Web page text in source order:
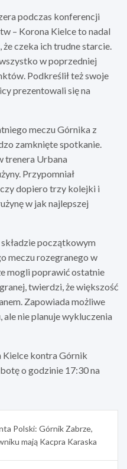
podczas konferencji
– Korona Kielce to nadal
że czeka ich trudne starcie.
w poprzedniej
Podkreślił też swoje
prezentowali się na
meczu Górnika z
zamknięte spotkanie.
trenera Urbana
Przypomniał
dopiero trzy kolejki i
w jak najlepszej
początkowym
meczu rozegranego w
mogli poprawić ostatnie
twierdzi, że większość
Zapowiada możliwe
nie planuje wykluczenia
Kielce kontra Górnik
o godzinie 17:30 na
Polski: Górnik Zabrze,
mają Kacpra Karaska